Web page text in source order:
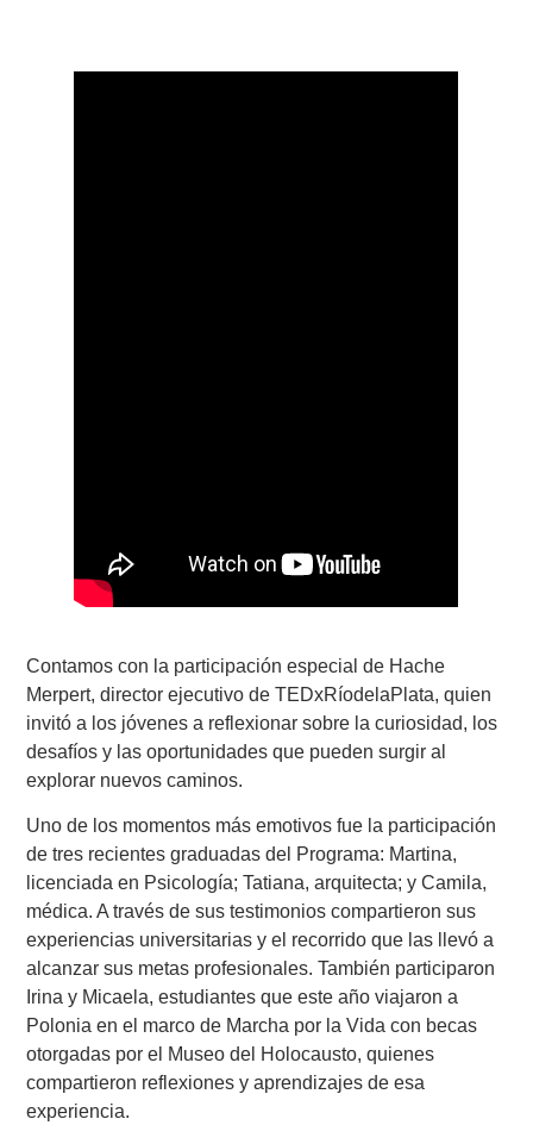
Contamos con la participación especial de Hache
Merpert, director ejecutivo de TEDxRíodelaPlata, quien
invitó a los jóvenes a reflexionar sobre la curiosidad, los
desafíos y las oportunidades que pueden surgir al
explorar nuevos caminos.
Uno de los momentos más emotivos fue la participación
de tres recientes graduadas del Programa: Martina,
licenciada en Psicología; Tatiana, arquitecta; y Camila,
médica. A través de sus testimonios compartieron sus
experiencias universitarias y el recorrido que las llevó a
alcanzar sus metas profesionales. También participaron
Irina y Micaela, estudiantes que este año viajaron a
Polonia en el marco de Marcha por la Vida con becas
otorgadas por el Museo del Holocausto, quienes
compartieron reflexiones y aprendizajes de esa
experiencia.